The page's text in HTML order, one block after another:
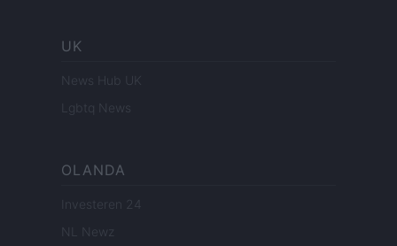
UK
News Hub UK
Lgbtq News
OLANDA
Investeren 24
NL Newz